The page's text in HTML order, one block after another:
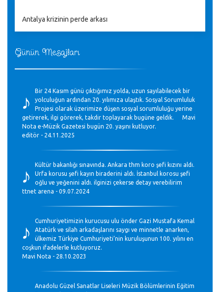
Günün Mesajları
♪
Bir 24 Kasım günü çıktığımız yolda, uzun sayılabilecek bir
yolculuğun ardından 20. yılımıza ulaştık. Sosyal Sorumluluk
Projesi olarak üzerimize düşen sosyal sorumluluğu yerine
getirerek, ilgi görerek, takdir toplayarak bugüne geldik. Mavi
Nota e-Müzik Gazetesi bugün 20. yaşını kutluyor.
editör - 24.11.2025
♪
Kültür bakanlığı sınavında. Ankara thm koro şefi kızını aldı.
Urfa korusu şefi kayın biraderini aldı. İstanbul korosu şefi
oğlu ve yeğenini aldı. ilginizi çekerse detay verebilirim
ttnet arena - 09.07.2024
♪
Cumhuriyetimizin kurucusu ulu önder Gazi Mustafa Kemal
Atatürk ve silah arkadaşlarını saygı ve minnetle anarken,
ülkemiz Türkiye Cumhuriyeti’nin kuruluşunun 100. yılını en
coşkun ifadelerle kutluyoruz.
Mavi Nota - 28.10.2023
Anadolu Güzel Sanatlar Liseleri Müzik Bölümlerinin Eğitim
Antalya krizinin perde arkası